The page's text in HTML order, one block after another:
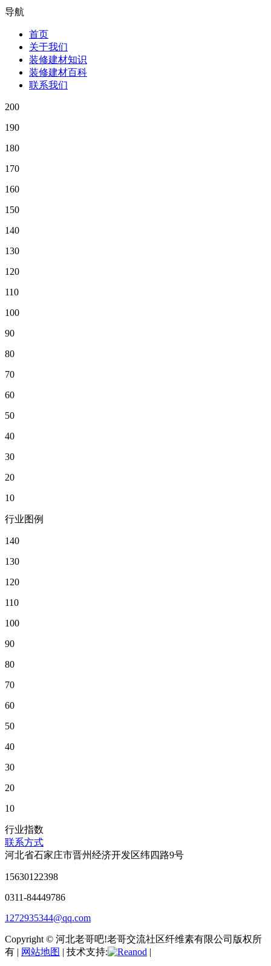
导航
首页
关于我们
装修建材知识
装修建材百科
联系我们
200
190
180
170
160
150
140
130
120
110
100
90
80
70
60
50
40
30
20
10
行业图例
140
130
120
110
100
90
80
70
60
50
40
30
20
10
行业指数
联系方式
河北省石家庄市晋州经济开发区纬四路9号
15630122398
0311-84449786
1272935344@qq.com
Copyright © 河北老哥吧!老哥交流社区纤维素有限公司版权所
有 | 网站地图 | 技术支持: |